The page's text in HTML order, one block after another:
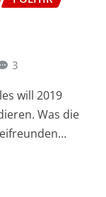
3
will 2019
Was die